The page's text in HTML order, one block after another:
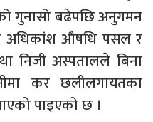
गुनासो बढेपछि अनुगमन
अधिकांश औषधि पसल र
निजी अस्पतालले बिना
कर छलीलगायतका
पाइएको छ ।